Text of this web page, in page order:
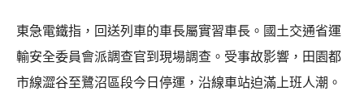
東急電鐵指，回送列車的車長屬實習車長。國土交通省運
輸安全委員會派調查官到現場調查。受事故影響，田園都
市線澀谷至鷺沼區段今日停運，沿線車站迫滿上班人潮。